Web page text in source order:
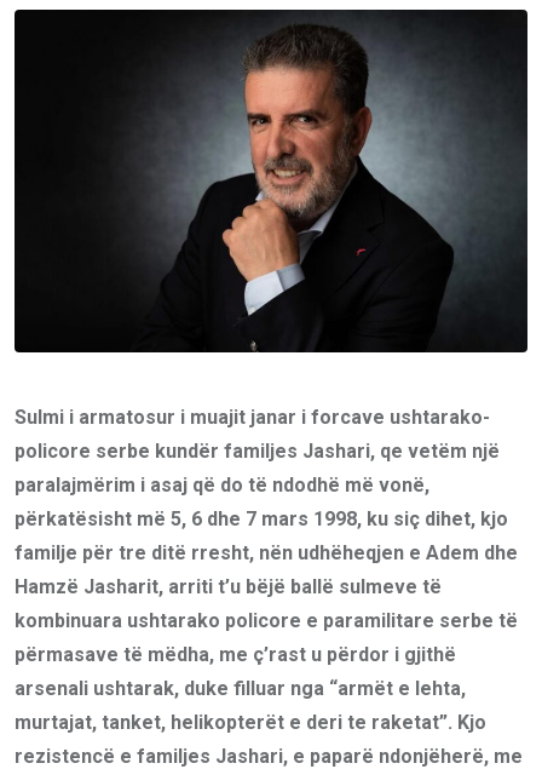
Email
Sulmi i armatosur i muajit janar i forcave ushtarako-
policore serbe kundër familjes Jashari, qe vetëm një
paralajmërim i asaj që do të ndodhë më vonë,
përkatësisht më 5, 6 dhe 7 mars 1998, ku siç dihet, kjo
familje për tre ditë rresht, nën udhëheqjen e Adem dhe
Hamzë Jasharit, arriti t’u bëjë ballë sulmeve të
kombinuara ushtarako policore e paramilitare serbe të
përmasave të mëdha, me ç’rast u përdor i gjithë
arsenali ushtarak, duke filluar nga “armët e lehta,
murtajat, tanket, helikopterët e deri te raketat”. Kjo
rezistencë e familjes Jashari, e paparë ndonjëherë, me